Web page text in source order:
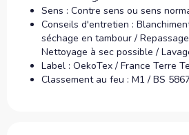
Sens : Contre sens ou sens
Conseils d'entretien :
séchage en tambour /
Nettoyage à sec possible /
Label : OekoTex / France Terre
Classement au feu : M1 / BS